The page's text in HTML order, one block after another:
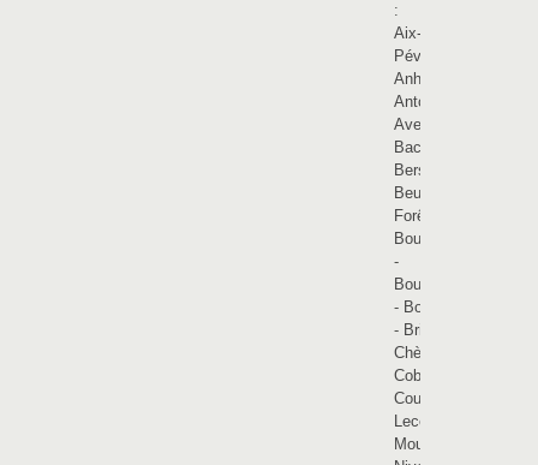
:
Aix-en-
Pévèle
Anhiers
Antoing
Avelin
Bachy
Bersée
Beuvry-la-
Forêt
Bourghelles
-
Bouvignies
- Bouvines
- Brillon
Chèreng
Cobrieux
Coutiches
Lecelles
Mouchin